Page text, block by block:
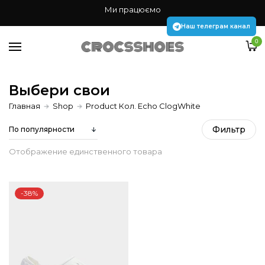
Ми працюємо
Наш телеграм канал
0
Чоловікам
Дітям
Наш телеграм канал
Выбери свои
Главная Shop Product Кол. Echo ClogWhite
Фильтр
Отображение единственного товара
-38%